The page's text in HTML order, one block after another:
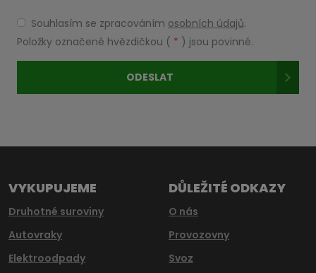
Souhlasím
se
zpracováním
osobních
Souhlasím se zpracováním osobních údajů.
Položky označené hvězdičkou ( * ) jsou povinné.
ODESLAT
nepodařilo
VYKUPUJEME
Druhotné suroviny
Autovraky
Elektroodpady
DŮLEŽITÉ ODKAZY
O nás
Provozovny
Svoz